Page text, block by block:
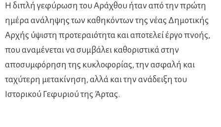
Η διπλή γεφύρωση του Αράχθου ήταν από την πρώτη
ημέρα ανάληψης των καθηκόντων της νέας Δημοτικής
Αρχής ύψιστη προτεραιότητα και αποτελεί έργο πνοής,
που αναμένεται να συμβάλει καθοριστικά στην
αποσυμφόρηση της κυκλοφορίας, την ασφαλή και
ταχύτερη μετακίνηση, αλλά και την ανάδειξη του
Ιστορικού Γεφυριού της Άρτας.